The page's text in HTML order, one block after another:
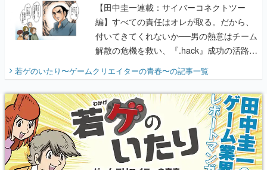
【田中圭一連載：サイバーコネクトツー
編】すべての責任はオレが取る。だから、
付いてきてくれないか──男の熱意はチーム
解散の危機を救い、『.hack』成功の活路を
『少年ジャンプ』色だった【若ゲのいた
り】
若ゲのいたり〜ゲームクリエイターの青春〜の記事一覧